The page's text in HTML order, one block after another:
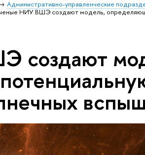
Административно-управленческие
НИУ ВШЭ создают модель,
создают